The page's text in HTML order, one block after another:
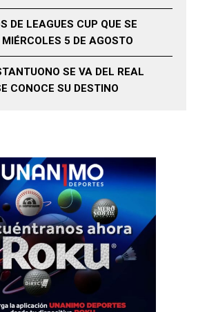
DE LEAGUES CUP QUE SE
5 DE AGOSTO
SE VA DEL REAL
CONOCE SU DESTINO